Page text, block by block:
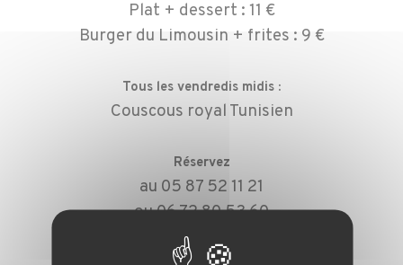
Plat + dessert : 11 €
Burger du Limousin + frites : 9 €
Tous les vendredis midis :
Couscous royal Tunisien
Réservez
au 05 87 52 11 21
ou 06 72 80 53 60